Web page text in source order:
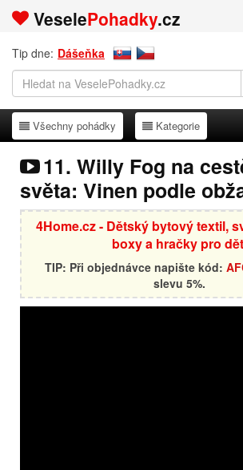
VeselePohadky.cz
Tip dne: Dášeňka
Všechny pohádky
Všechny pohádky Kategorie
Kategorie
11. Willy Fog na
světa: Vinen podle
4Home.cz - Dětský bytový textil,
boxy a hračky pro
TIP: Při objednávce napište kód:
slevu 5%.